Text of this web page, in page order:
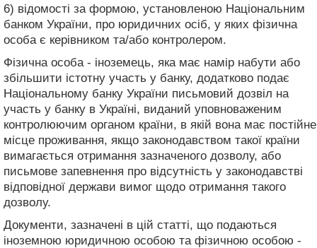
6) відомості за формою, установленою Національним
банком України, про юридичних осіб, у яких фізична
особа є керівником та/або контролером.
Фізична особа - іноземець, яка має намір набути або
збільшити істотну участь у банку, додатково подає
Національному банку України письмовий дозвіл на
участь у банку в Україні, виданий уповноваженим
контролюючим органом країни, в якій вона має постійне
місце проживання, якщо законодавством такої країни
вимагається отримання зазначеного дозволу, або
письмове запевнення про відсутність у законодавстві
відповідної держави вимог щодо отримання такого
дозволу.
Документи, зазначені в цій статті, що подаються
іноземною юридичною особою та фізичною особою -